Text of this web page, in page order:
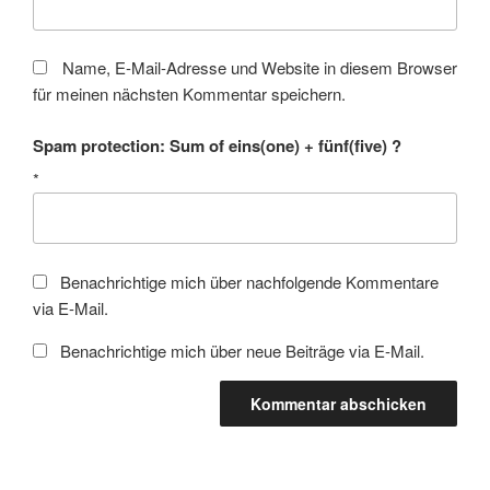
Name, E-Mail-Adresse und Website in diesem Browser
für meinen nächsten Kommentar speichern.
Spam protection: Sum of eins(one) + fünf(five) ?
*
Benachrichtige mich über nachfolgende Kommentare
via E-Mail.
Benachrichtige mich über neue Beiträge via E-Mail.